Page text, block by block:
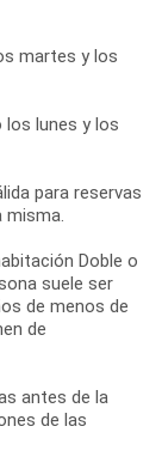
martes y los
los lunes y los
para reservas
Doble o
suele ser
de menos de
de
antes de la
de las